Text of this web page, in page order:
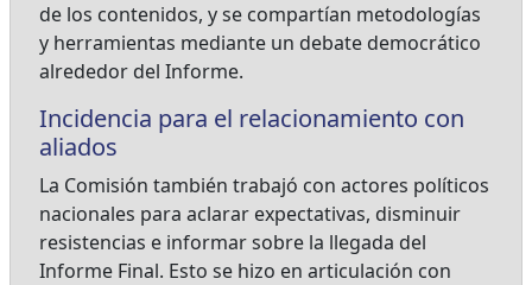
de los contenidos, y se compartían metodologías
y herramientas mediante un debate democrático
alrededor del Informe.
Incidencia para el relacionamiento con
aliados
La Comisión también trabajó con actores políticos
nacionales para aclarar expectativas, disminuir
resistencias e informar sobre la llegada del
Informe Final. Esto se hizo en articulación con